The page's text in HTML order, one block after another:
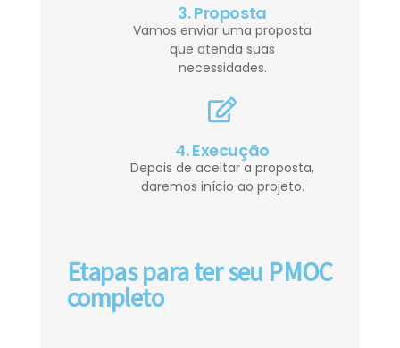
3. Proposta
Vamos enviar uma proposta
que atenda suas
necessidades.
4. Execução
Depois de aceitar a proposta,
daremos início ao projeto.
Etapas para ter seu PMOC
completo